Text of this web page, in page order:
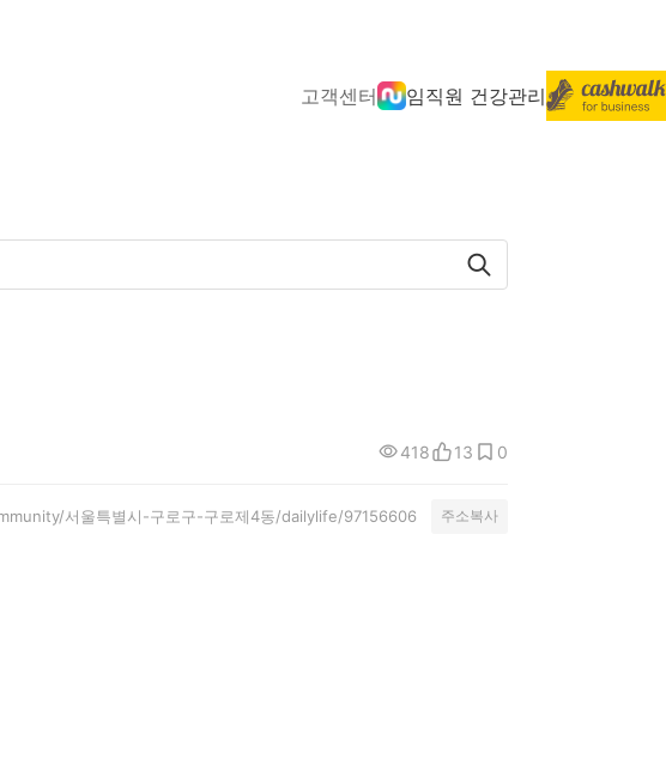
고객센터 임직원 건강관리
418 13 0
서울특별시-구로구-구로제4동/dailylife/97156606 주소복사